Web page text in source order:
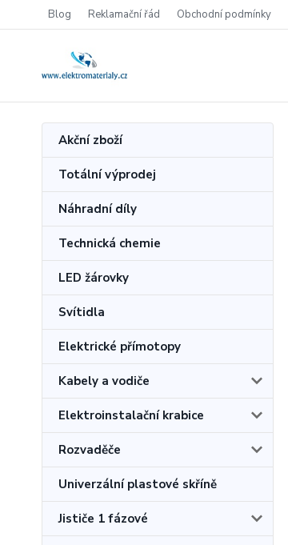
Blog Reklamační řád Obchodní podmínky
Akční zboží
Totální výprodej
Náhradní díly
Technická chemie
LED žárovky
Svítidla
Elektrické přímotopy
Kabely a vodiče
Elektroinstalační krabice
Rozvaděče
Univerzální plastové skříně
Jističe 1 fázové